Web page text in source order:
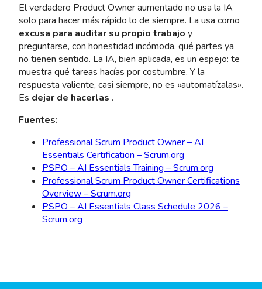
El verdadero Product Owner aumentado no usa la IA
solo para hacer más rápido lo de siempre. La usa como
excusa para auditar su propio trabajo y
preguntarse, con honestidad incómoda, qué partes ya
no tienen sentido. La IA, bien aplicada, es un espejo: te
muestra qué tareas hacías por costumbre. Y la
respuesta valiente, casi siempre, no es «automatízalas».
Es dejar de hacerlas .
Fuentes:
Professional Scrum Product Owner – AI
Essentials Certification – Scrum.org
PSPO – AI Essentials Training – Scrum.org
Professional Scrum Product Owner Certifications
Overview – Scrum.org
PSPO – AI Essentials Class Schedule 2026 –
Scrum.org